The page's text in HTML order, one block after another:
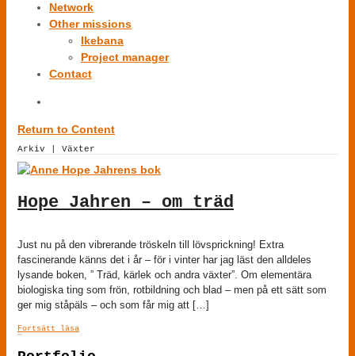
Network
Other missions
Ikebana
Project manager
Contact
Return to Content
Arkiv | Växter
Hope Jahren – om träd
Just nu på den vibrerande tröskeln till lövsprickning! Extra
fascinerande känns det i år – för i vinter har jag läst den alldeles
lysande boken, ” Träd, kärlek och andra växter”. Om elementära
biologiska ting som frön, rotbildning och blad – men på ett sätt som
ger mig ståpäls – och som får mig att […]
Fortsätt läsa